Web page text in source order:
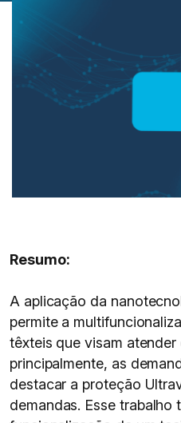
Resumo:
A aplicação da
permite a
têxteis que visam atender
principalmente, as
destacar a proteção
demandas. Esse